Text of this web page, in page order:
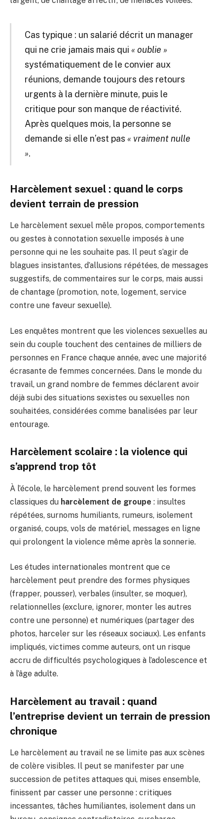
Cas typique : un salarié décrit un manager
qui ne crie jamais mais qui « oublie »
systématiquement de le convier aux
réunions, demande toujours des retours
urgents à la dernière minute, puis le
critique pour son manque de réactivité.
Après quelques mois, la personne se
demande si elle n’est pas « vraiment nulle
».
Harcèlement sexuel : quand le corps
devient terrain de pression
Le harcèlement sexuel mêle propos, comportements
ou gestes à connotation sexuelle imposés à une
personne qui ne les souhaite pas. Il peut s’agir de
blagues insistantes, d’allusions répétées, de messages
suggestifs, de commentaires sur le corps, mais aussi
de chantage (promotion, note, logement, service
contre une faveur sexuelle).
Les enquêtes montrent que les violences sexuelles au
sein du couple touchent des centaines de milliers de
personnes en France chaque année, avec une majorité
écrasante de femmes concernées. Dans le monde du
travail, un grand nombre de femmes déclarent avoir
déjà subi des situations sexistes ou sexuelles non
souhaitées, considérées comme banalisées par leur
entourage.
Harcèlement scolaire : la violence qui
s’apprend trop tôt
À l’école, le harcèlement prend souvent les formes
classiques du harcèlement de groupe : insultes
répétées, surnoms humiliants, rumeurs, isolement
organisé, coups, vols de matériel, messages en ligne
qui prolongent la violence même après la sonnerie.
Les études internationales montrent que ce
harcèlement peut prendre des formes physiques
(frapper, pousser), verbales (insulter, se moquer),
relationnelles (exclure, ignorer, monter les autres
contre une personne) et numériques (partager des
photos, harceler sur les réseaux sociaux). Les enfants
impliqués, victimes comme auteurs, ont un risque
accru de difficultés psychologiques à l’adolescence et
à l’âge adulte.
Harcèlement au travail : quand
l’entreprise devient un terrain de pression
chronique
Le harcèlement au travail ne se limite pas aux scènes
de colère visibles. Il peut se manifester par une
succession de petites attaques qui, mises ensemble,
finissent par casser une personne : critiques
incessantes, tâches humiliantes, isolement dans un